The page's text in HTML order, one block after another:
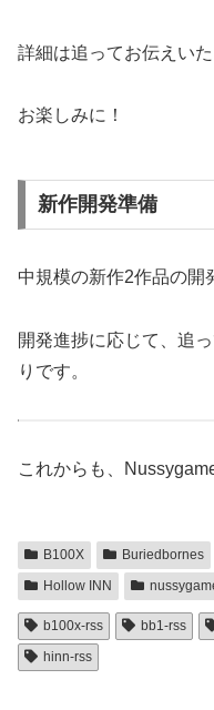
詳細は追ってお伝えいた
お楽しみに！
新作開発準備
中規模の新作2作品の開
開発進捗に応じて、追
りです。
これからも、
B100X Buriedbornes
Hollow INN
b100x-rss bb1-rss
hinn-rss